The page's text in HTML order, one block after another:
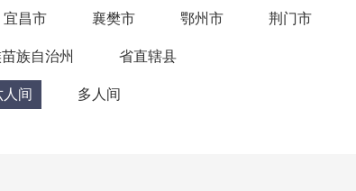
宜昌市 襄樊市 鄂州市 荆门市
族自治州 省直辖县
人间 多人间